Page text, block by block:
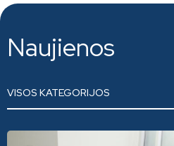
Naujienos
VISOS KATEGORIJOS